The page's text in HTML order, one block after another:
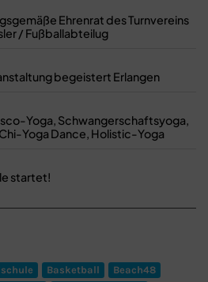
Ehrenrat des Turnvereins
/ Fußballabteilug
begeistert Erlangen
Yoga, Schwangerschaftsyoga,
Yoga Dance, Holistic-Yoga
startet!
Basketball
Beach48